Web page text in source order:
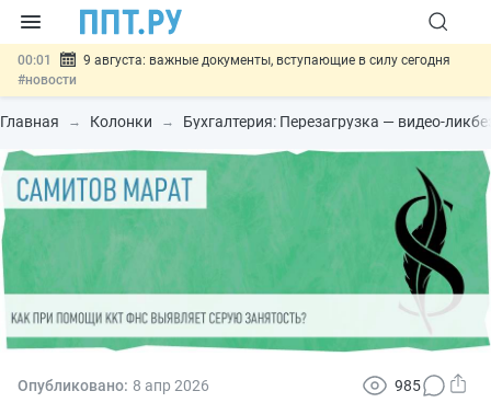
00:01
9 августа: важные документы, вступающие в силу сегодня
#новости
07.08 Подписан закон о блокировке продажи опасных товаров через
«Честный знак»#новости
07.08
Госпошлину за устранение ошибок в документах предлагают
отменить #новости
Разработают единые критерии трудовых и ГПХ-
#новости
Главная Колонки Бухгалтерия: Перезагрузка — видео-
Опубликовано: 8 апр 2026 985